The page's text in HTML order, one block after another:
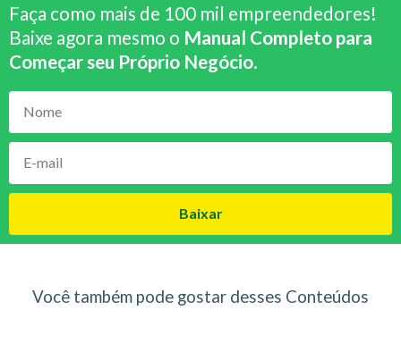
Faça como mais de 100 mil empreendedores!
Baixe agora mesmo o Manual Completo para
Começar seu Próprio Negócio.
Baixar
Você também pode gostar desses Conteúdos